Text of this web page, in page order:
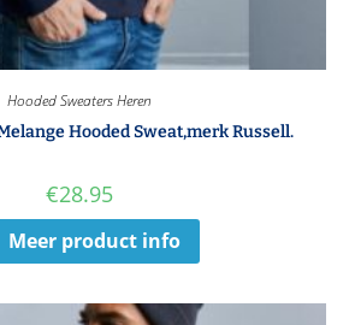
Hooded Sweaters Heren
Hooded Sweat,merk Russell.
€28.95
Meer product info